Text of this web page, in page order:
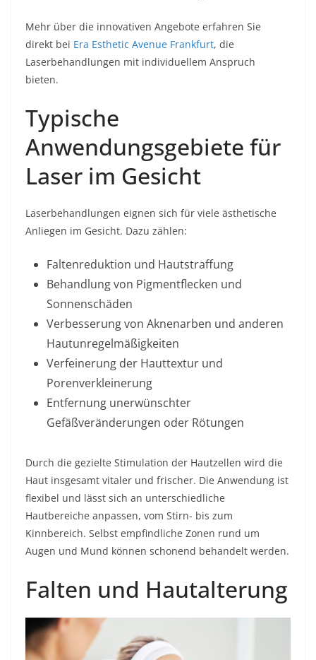
Mehr über die innovativen Angebote erfahren Sie
direkt bei Era Esthetic Avenue Frankfurt, die
Laserbehandlungen mit individuellem Anspruch
bieten.
Typische
Anwendungsgebiete für
Laser im Gesicht
Laserbehandlungen eignen sich für viele ästhetische
Anliegen im Gesicht. Dazu zählen:
Faltenreduktion und Hautstraffung
Behandlung von Pigmentflecken und
Sonnenschäden
Verbesserung von Aknenarben und anderen
Hautunregelmäßigkeiten
Verfeinerung der Hauttextur und
Porenverkleinerung
Entfernung unerwünschter
Gefäßveränderungen oder Rötungen
Durch die gezielte Stimulation der Hautzellen wird die
Haut insgesamt vitaler und frischer. Die Anwendung ist
flexibel und lässt sich an unterschiedliche
Hautbereiche anpassen, vom Stirn- bis zum
Kinnbereich. Selbst empfindliche Zonen rund um
Augen und Mund können schonend behandelt werden.
Falten und Hautalterung